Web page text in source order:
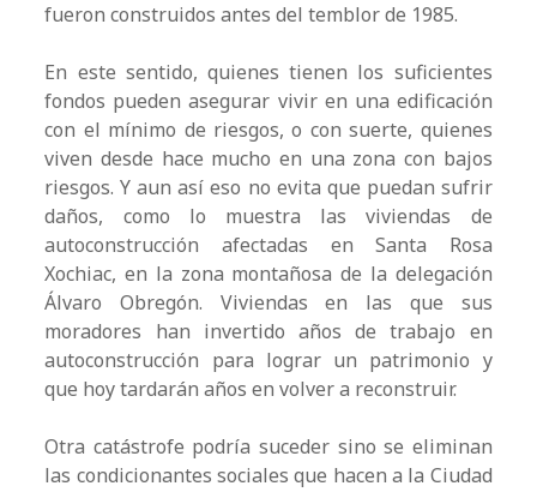
fueron construidos antes del temblor de 1985.
En este sentido, quienes tienen los suficientes
fondos pueden asegurar vivir en una edificación
con el mínimo de riesgos, o con suerte, quienes
viven desde hace mucho en una zona con bajos
riesgos. Y aun así eso no evita que puedan sufrir
daños, como lo muestra las viviendas de
autoconstrucción afectadas en Santa Rosa
Xochiac, en la zona montañosa de la delegación
Álvaro Obregón. Viviendas en las que sus
moradores han invertido años de trabajo en
autoconstrucción para lograr un patrimonio y
que hoy tardarán años en volver a reconstruir.
Otra catástrofe podría suceder sino se eliminan
las condicionantes sociales que hacen a la Ciudad